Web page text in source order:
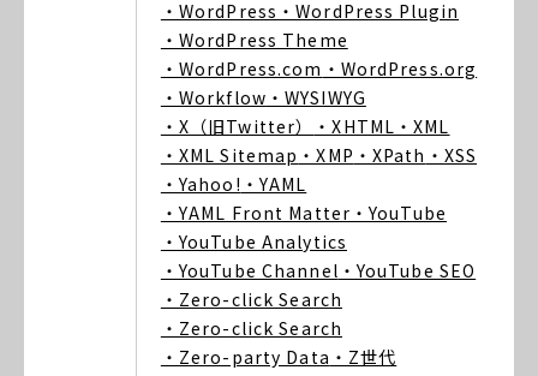
・WordPress ・WordPress Plugin
・WordPress Theme
・WordPress.com ・WordPress.org
・Workflow ・WYSIWYG
・X（旧Twitter）
・XHTML ・XML
・XML Sitemap ・XMP ・XPath ・XSS
・Yahoo! ・YAML
・YAML Front Matter ・YouTube
・YouTube Analytics
・YouTube Channel ・YouTube SEO
・Zero-click Search
・Zero-click Search
・Zero-party Data ・Z世代